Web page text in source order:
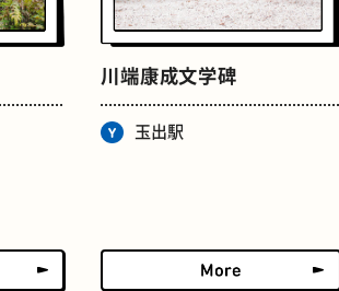
川端康成文学碑
玉出駅